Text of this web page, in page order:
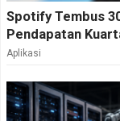
Spotify Tembus
Pendapatan
Aplikasi